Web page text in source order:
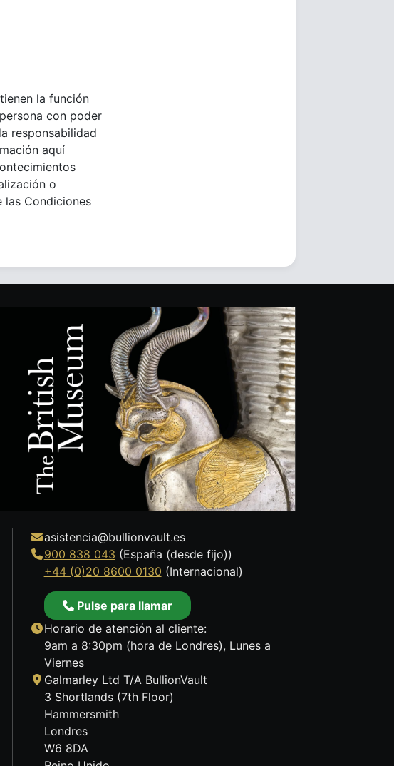
la función
con poder
responsabilidad
aquí
o
Condiciones
asistencia@bullionvault.es
900 838 043 (España (desde fijo))
+44 (0)20 8600 0130 (Internacional)
Pulse para llamar
Horario de atención al cliente:
9am a 8:30pm (hora de Londres), Lunes a
Viernes
Galmarley Ltd T/A BullionVault
3 Shortlands (7th Floor)
Hammersmith
Londres
W6 8DA